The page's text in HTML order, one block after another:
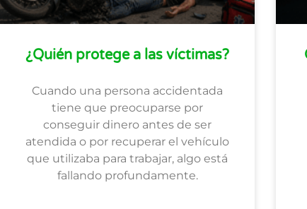
¿Quién protege a las víctimas?
Cuando una persona accidentada
tiene que preocuparse por
conseguir dinero antes de ser
atendida o por recuperar el vehículo
que utilizaba para trabajar, algo está
fallando profundamente.